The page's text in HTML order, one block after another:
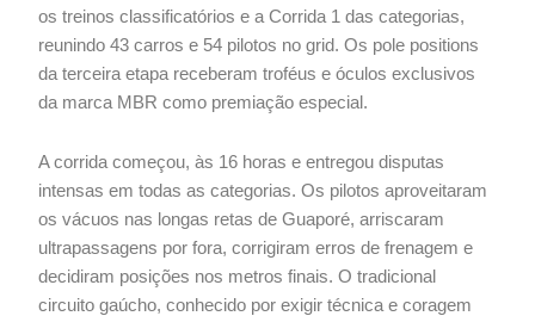
os treinos classificatórios e a Corrida 1 das categorias,
reunindo 43 carros e 54 pilotos no grid. Os pole positions
da terceira etapa receberam troféus e óculos exclusivos
da marca MBR como premiação especial.
A corrida começou, às 16 horas e entregou disputas
intensas em todas as categorias. Os pilotos aproveitaram
os vácuos nas longas retas de Guaporé, arriscaram
ultrapassagens por fora, corrigiram erros de frenagem e
decidiram posições nos metros finais. O tradicional
circuito gaúcho, conhecido por exigir técnica e coragem